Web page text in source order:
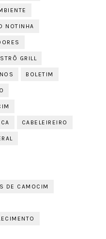
NOTINHA
GRILL
BOLETIM
CA CABELEIREIRO
DE CAMOCIM